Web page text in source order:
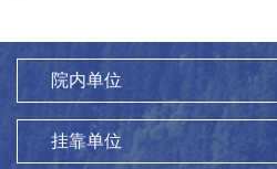
院内单位
挂靠单位